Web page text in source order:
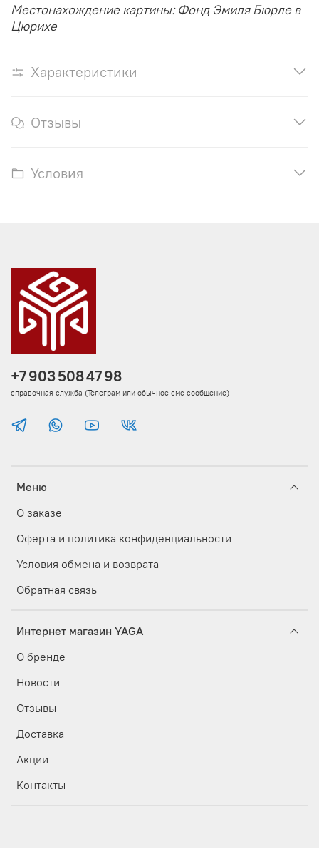
Местонахождение картины: Фонд Эмиля Бюрле в
Цюрихе
Характеристики
Отзывы
Условия
Меню
О заказе
Оферта и политика конфиденциальности
Условия обмена и возврата
Обратная связь
Интернет магазин YAGA
О бренде
Новости
Отзывы
Доставка
Акции
Контакты
+7 903 508 47 98
справочная служба (Телеграм или обычное смс сообщение)